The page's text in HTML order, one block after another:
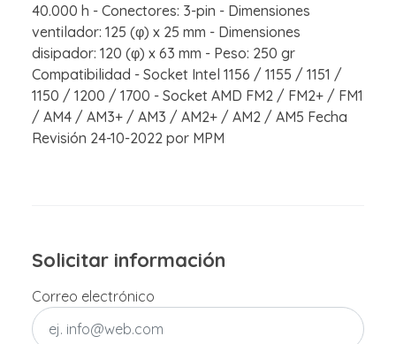
40.000 h - Conectores: 3-pin - Dimensiones
ventilador: 125 (φ) x 25 mm - Dimensiones
disipador: 120 (φ) x 63 mm - Peso: 250 gr
Compatibilidad - Socket Intel 1156 / 1155 / 1151 /
1150 / 1200 / 1700 - Socket AMD FM2 / FM2+ / FM1
/ AM4 / AM3+ / AM3 / AM2+ / AM2 / AM5 Fecha
Revisión 24-10-2022 por MPM
Solicitar información
Correo electrónico